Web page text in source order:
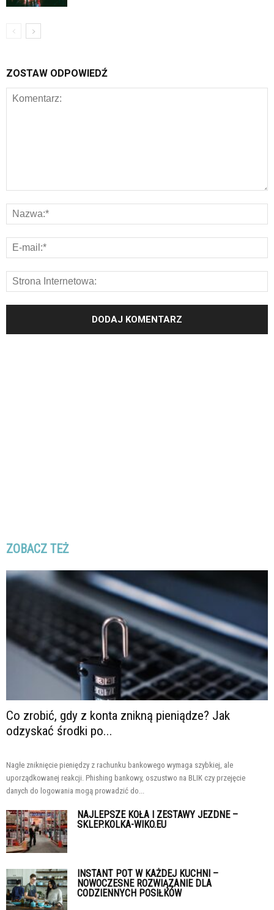
ZOSTAW ODPOWIEDŹ
ZOBACZ TEŻ
Co zrobić, gdy z konta znikną pieniądze? Jak
odzyskać środki po...
Nagłe zniknięcie pieniędzy z rachunku bankowego wymaga szybkiej, ale
uporządkowanej reakcji. Phishing bankowy, oszustwo na BLIK czy przejęcie
danych do logowania mogą prowadzić do...
NAJLEPSZE KOŁA I ZESTAWY JEZDNE –
SKLEP.KOLKA-WIKO.EU
INSTANT POT W KAŻDEJ KUCHNI –
NOWOCZESNE ROZWIĄZANIE DLA
CODZIENNYCH POSIŁKÓW